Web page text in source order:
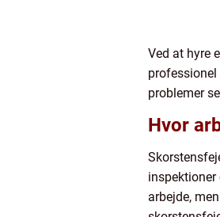
Ved at hyre
professionel
problemer
Hvor
arbejde,